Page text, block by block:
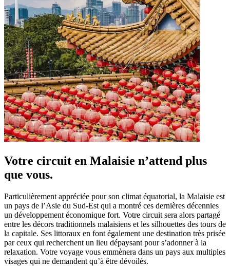
Votre circuit en Malaisie n’attend plus
que vous.
Particulièrement appréciée pour son climat équatorial, la Malaisie est
un pays de l’Asie du Sud-Est qui a montré ces dernières décennies
un développement économique fort. Votre circuit sera alors partagé
entre les décors traditionnels malaisiens et les silhouettes des tours de
la capitale. Ses littoraux en font également une destination très prisée
par ceux qui recherchent un lieu dépaysant pour s’adonner à la
relaxation. Votre voyage vous emmènera dans un pays aux multiples
visages qui ne demandent qu’à être dévoilés.